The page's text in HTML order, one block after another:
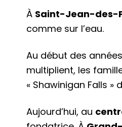
À Saint-Jean-des-
comme sur l’eau.
Au début des
multiplient, les
« Shawinigan Falls
Aujourd’hui, au